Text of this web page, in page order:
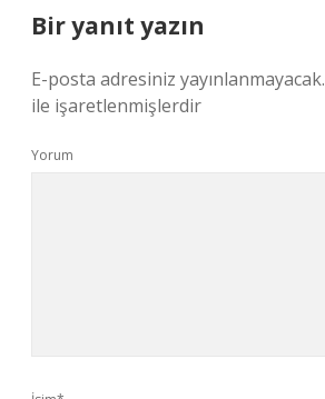
Bir yanıt yazın
E-posta adresiniz yayınlanmayacak.
ile işaretlenmişlerdir
Yorum